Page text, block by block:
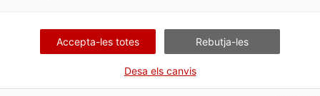
a aquest tràmit.
Accepta-les totes Rebutja-les
Desa els canvis